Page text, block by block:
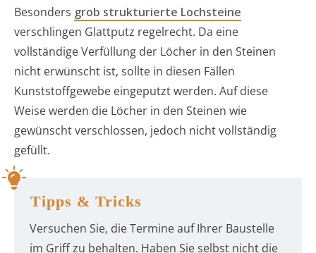
Besonders grob strukturierte Lochsteine
verschlingen Glattputz regelrecht. Da eine
vollständige Verfüllung der Löcher in den Steinen
nicht erwünscht ist, sollte in diesen Fällen
Kunststoffgewebe eingeputzt werden. Auf diese
Weise werden die Löcher in den Steinen wie
gewünscht verschlossen, jedoch nicht vollständig
gefüllt.
Tipps & Tricks
Versuchen Sie, die Termine auf Ihrer Baustelle
im Griff zu behalten. Haben Sie selbst nicht die